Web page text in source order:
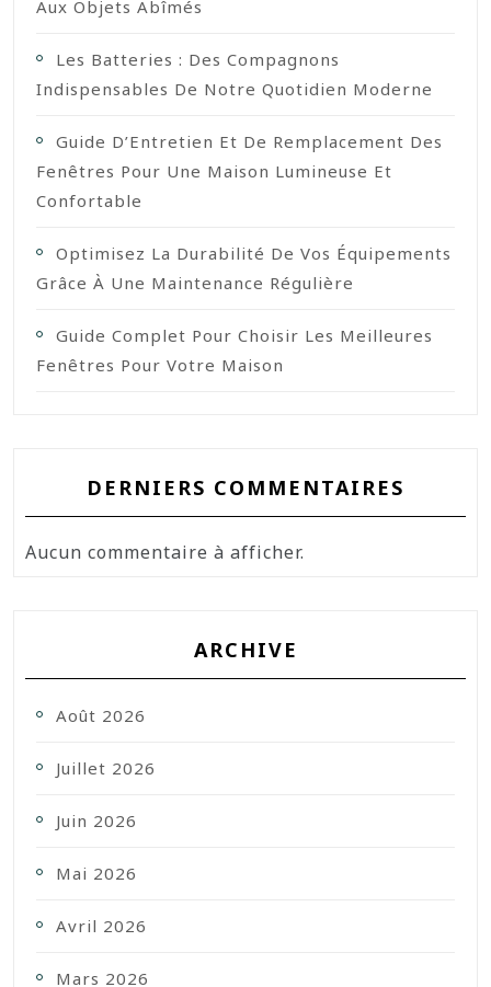
Aux Objets Abîmés
Les Batteries : Des Compagnons
Indispensables De Notre Quotidien Moderne
Guide D’Entretien Et De Remplacement Des
Fenêtres Pour Une Maison Lumineuse Et
Confortable
Optimisez La Durabilité De Vos Équipements
Grâce À Une Maintenance Régulière
Guide Complet Pour Choisir Les Meilleures
Fenêtres Pour Votre Maison
DERNIERS COMMENTAIRES
Aucun commentaire à afficher.
ARCHIVE
Août 2026
Juillet 2026
Juin 2026
Mai 2026
Avril 2026
Mars 2026